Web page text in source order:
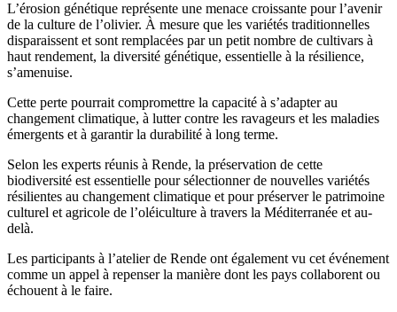
L’érosion génétique représente une menace croissante pour l’avenir
de la culture de l’olivier. À mesure que les variétés traditionnelles
disparaissent et sont remplacées par un petit nombre de cultivars à
haut rendement, la diversité génétique, essentielle à la résilience,
s’amenuise.
Cette perte pourrait compromettre la capacité à s’adapter au
changement climatique, à lutter contre les ravageurs et les maladies
émergents et à garantir la durabilité à long terme.
Selon les experts réunis à Rende, la préservation de cette
biodiversité est essentielle pour sélectionner de nouvelles variétés
résilientes au changement climatique et pour préserver le patrimoine
culturel et agricole de l’oléiculture à travers la Méditerranée et au-
delà.
Les participants à l’atelier de Rende ont également vu cet événement
comme un appel à repenser la manière dont les pays collaborent ou
échouent à le faire.